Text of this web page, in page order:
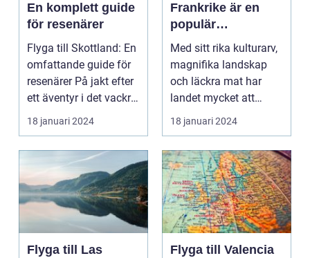
En komplett guide
för resenärer
Flyga till Skottland: En
omfattande guide för
resenärer På jakt efter
ett äventyr i det vackra
Skot...
18 januari 2024
Frankrike är en
populär
destination för
många resenärer
Med sitt rika kulturarv,
magnifika landskap
och läckra mat har
landet mycket att
erbjuda. I denna ar...
18 januari 2024
Flyga till Las
Flyga till Valencia